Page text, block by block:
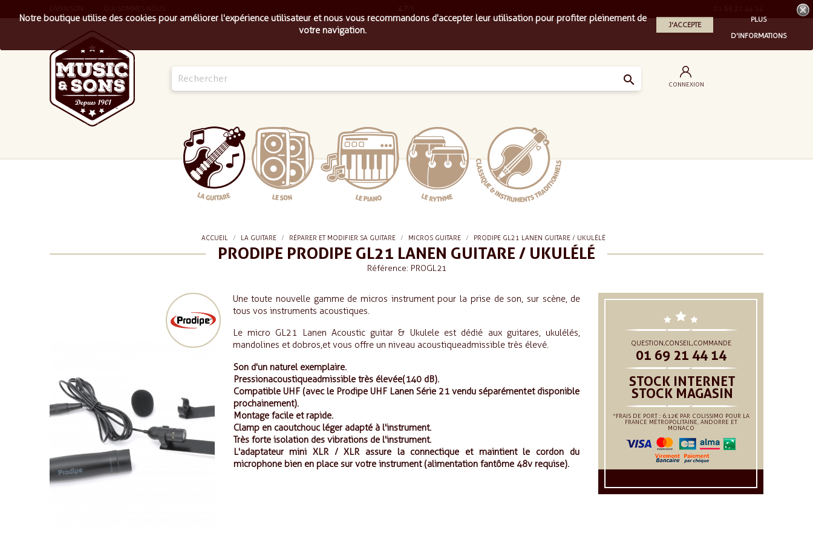
LIVRAISON QUI SOMMES NOUS 4.7 01 69 21 44 14
 CONNEXION
Notre boutique utilise des cookies pour améliorer l'expérience utilisateur et nous vous recommandons d'accepter leur utilisation pour profiter pleinement de
votre navigation.
J'ACCEPTE
PLUS
D'INFORMATIONS
ACCUEIL LA GUITARE RÉPARER ET MODIFIER SA GUITARE MICROS GUITARE PRODIPE GL21 LANEN GUITARE / UKULÉLÉ
PRODIPE PRODIPE GL21 LANEN GUITARE / UKULÉLÉ
Référence: PROGL21
Une toute nouvelle gamme de micros instrument pour la prise de son, sur scène, de
tous vos instruments acoustiques.
Le micro GL21 Lanen Acoustic guitar & Ukulele est dédié aux guitares, ukulélés,
mandolines et dobros,et vous offre un niveau acoustique admissible très élevé.
Son d'un naturel exemplaire.
Pression acoustique admissible très élevée(140 dB).
Compatible UHF (avec le Prodipe UHF Lanen Série 21 vendu séparémentet disponible
prochainement).
Montage facile et rapide.
Clamp en caoutchouc léger adapté à l'instrument.
Très forte isolation des vibrations de l'instrument.
L'adaptateur mini XLR / XLR assure la connectique et maintient le cordon du
microphone bien en place sur votre instrument (alimentation fantôme 48v requise).
QUESTION,CONSEIL,COMMANDE
01 69 21 44 14
STOCK INTERNET
STOCK MAGASIN
*FRAIS DE PORT : 6.12€ PAR COLISSIMO POUR LA
FRANCE MÉTROPOLITAINE, ANDORRE ET
MONACO